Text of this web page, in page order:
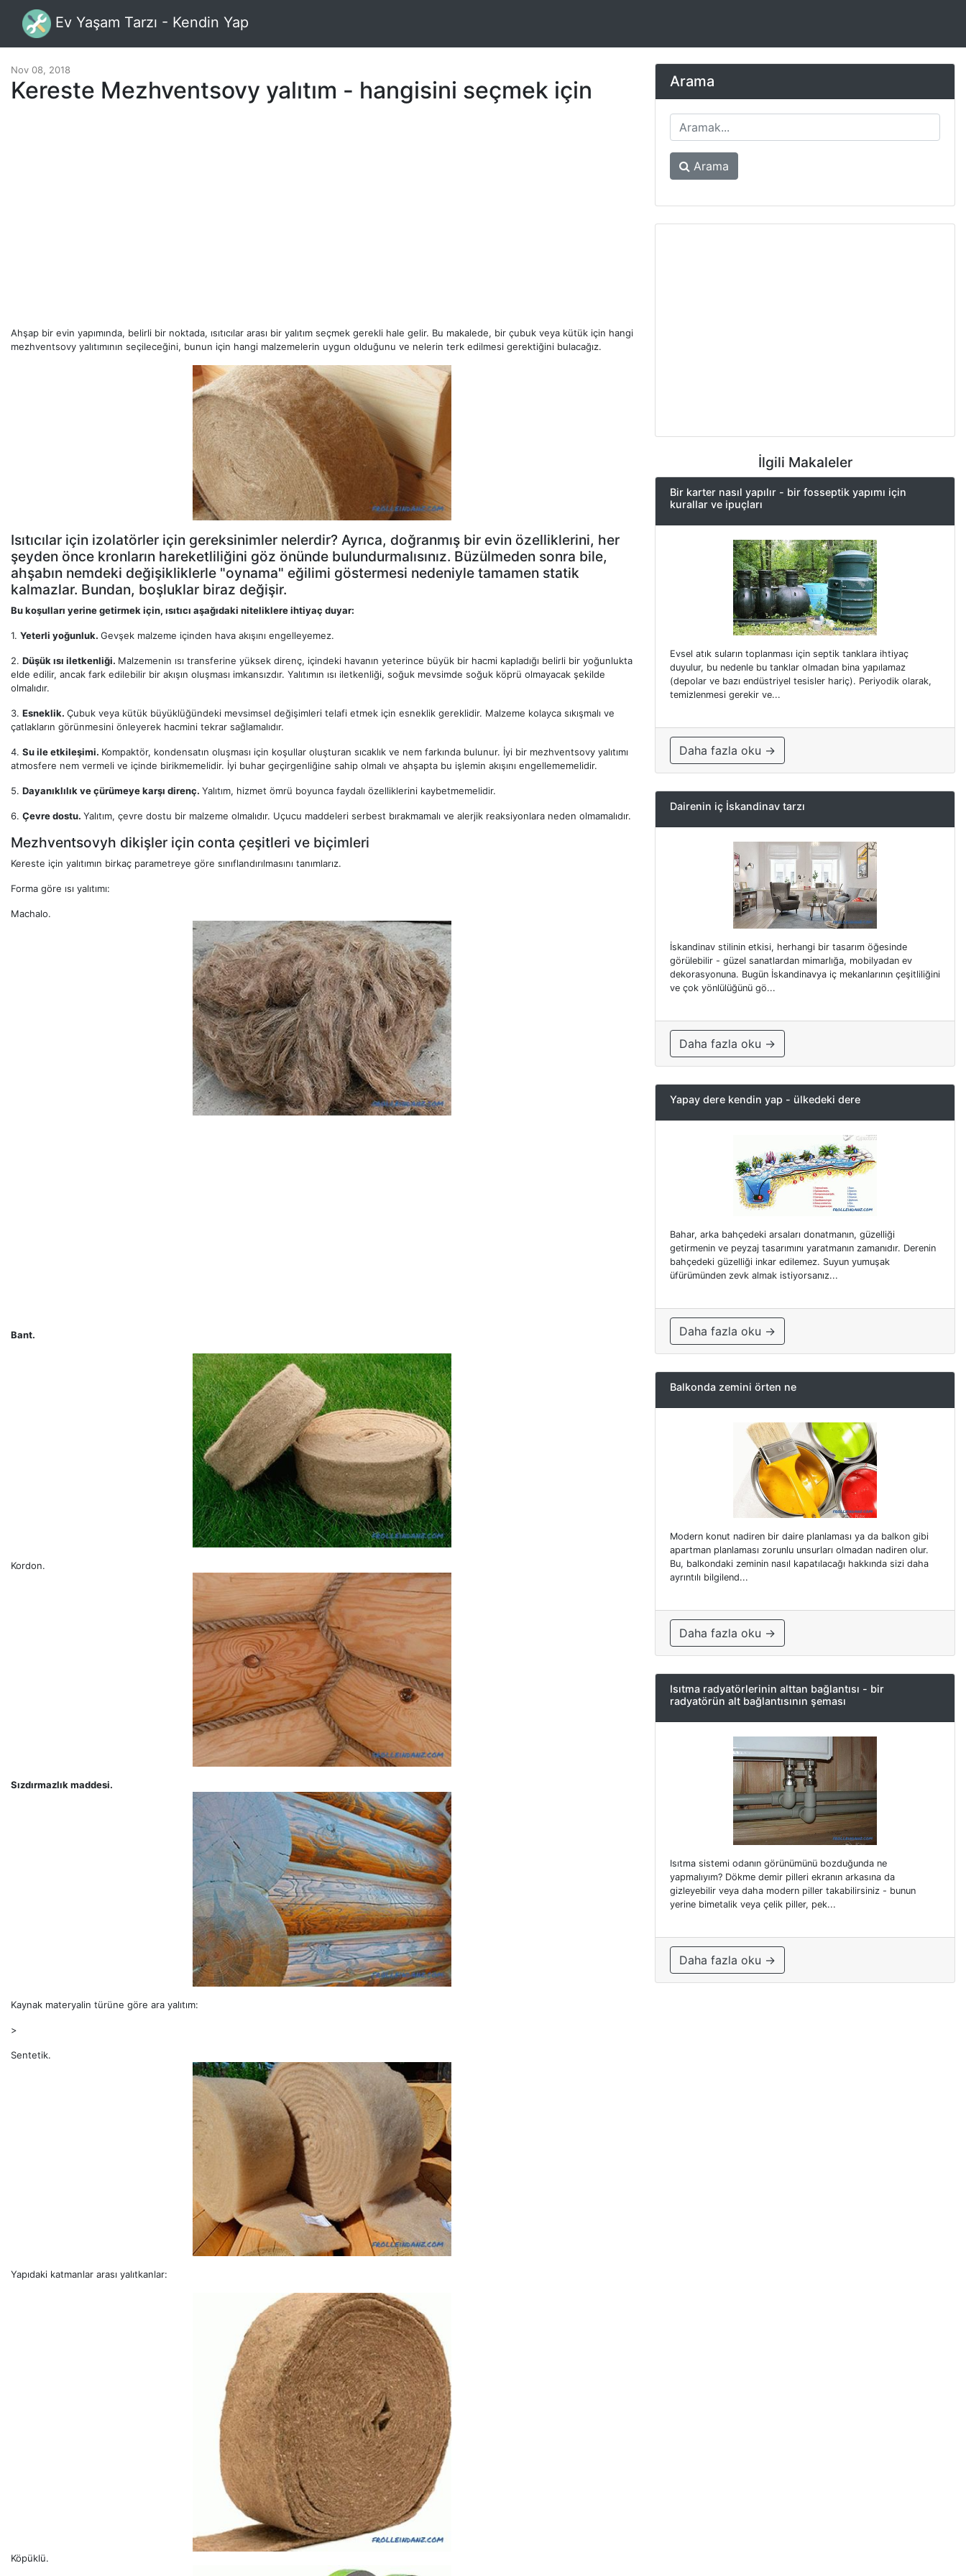
Ev Yaşam Tarzı - Kendin Yap
Nov 08, 2018
Kereste Mezhventsovy yalıtım - hangisini seçmek için
Ahşap bir evin yapımında, belirli bir noktada, ısıtıcılar arası bir yalıtım seçmek gerekli hale gelir. Bu makalede, bir çubuk veya kütük için hangi
mezhventsovy yalıtımının seçileceğini, bunun için hangi malzemelerin uygun olduğunu ve nelerin terk edilmesi gerektiğini bulacağız.
Isıtıcılar için izolatörler için gereksinimler nelerdir? Ayrıca, doğranmış bir evin özelliklerini, her
şeyden önce kronların hareketliliğini göz önünde bulundurmalısınız. Büzülmeden sonra bile,
ahşabın nemdeki değişikliklerle "oynama" eğilimi göstermesi nedeniyle tamamen statik
kalmazlar. Bundan, boşluklar biraz değişir.
Bu koşulları yerine getirmek için, ısıtıcı aşağıdaki niteliklere ihtiyaç duyar:
1. Yeterli yoğunluk. Gevşek malzeme içinden hava akışını engelleyemez.
2. Düşük ısı iletkenliği. Malzemenin ısı transferine yüksek direnç, içindeki havanın yeterince büyük bir hacmi kapladığı belirli bir yoğunlukta
elde edilir, ancak fark edilebilir bir akışın oluşması imkansızdır. Yalıtımın ısı iletkenliği, soğuk mevsimde soğuk köprü olmayacak şekilde
olmalıdır.
3. Esneklik. Çubuk veya kütük büyüklüğündeki mevsimsel değişimleri telafi etmek için esneklik gereklidir. Malzeme kolayca sıkışmalı ve
çatlakların görünmesini önleyerek hacmini tekrar sağlamalıdır.
4. Su ile etkileşimi. Kompaktör, kondensatın oluşması için koşullar oluşturan sıcaklık ve nem farkında bulunur. İyi bir mezhventsovy yalıtımı
atmosfere nem vermeli ve içinde birikmemelidir. İyi buhar geçirgenliğine sahip olmalı ve ahşapta bu işlemin akışını engellememelidir.
5. Dayanıklılık ve çürümeye karşı direnç. Yalıtım, hizmet ömrü boyunca faydalı özelliklerini kaybetmemelidir.
6. Çevre dostu. Yalıtım, çevre dostu bir malzeme olmalıdır. Uçucu maddeleri serbest bırakmamalı ve alerjik reaksiyonlara neden olmamalıdır.
Mezhventsovyh dikişler için conta çeşitleri ve biçimleri
Kereste için yalıtımın birkaç parametreye göre sınıflandırılmasını tanımlarız.
Forma göre ısı yalıtımı:
Machalo.
Bant.
Kordon.
Sızdırmazlık maddesi.
Kaynak materyalin türüne göre ara yalıtım:
>
Sentetik.
Yapıdaki katmanlar arası yalıtkanlar:
Köpüklü.
Arama
Arama
İlgili Makaleler
Bir karter nasıl yapılır - bir fosseptik yapımı için
kurallar ve ipuçları
Evsel atık suların toplanması için septik tanklara ihtiyaç
duyulur, bu nedenle bu tanklar olmadan bina yapılamaz
(depolar ve bazı endüstriyel tesisler hariç). Periyodik olarak,
temizlenmesi gerekir ve...
Daha fazla oku →
Dairenin iç İskandinav tarzı
İskandinav stilinin etkisi, herhangi bir tasarım öğesinde
görülebilir - güzel sanatlardan mimarlığa, mobilyadan ev
dekorasyonuna. Bugün İskandinavya iç mekanlarının çeşitliliğini
ve çok yönlülüğünü gö...
Daha fazla oku →
Yapay dere kendin yap - ülkedeki dere
Bahar, arka bahçedeki arsaları donatmanın, güzelliği
getirmenin ve peyzaj tasarımını yaratmanın zamanıdır. Derenin
bahçedeki güzelliği inkar edilemez. Suyun yumuşak
üfürümünden zevk almak istiyorsanız...
Daha fazla oku →
Balkonda zemini örten ne
Modern konut nadiren bir daire planlaması ya da balkon gibi
apartman planlaması zorunlu unsurları olmadan nadiren olur.
Bu, balkondaki zeminin nasıl kapatılacağı hakkında sizi daha
ayrıntılı bilgilend...
Daha fazla oku →
Isıtma radyatörlerinin alttan bağlantısı - bir
radyatörün alt bağlantısının şeması
Isıtma sistemi odanın görünümünü bozduğunda ne
yapmalıyım? Dökme demir pilleri ekranın arkasına da
gizleyebilir veya daha modern piller takabilirsiniz - bunun
yerine bimetalik veya çelik piller, pek...
Daha fazla oku →